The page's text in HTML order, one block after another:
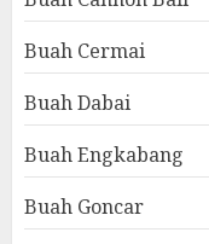
Buah Cermai
Buah Dabai
Buah Engkabang
Buah Goncar